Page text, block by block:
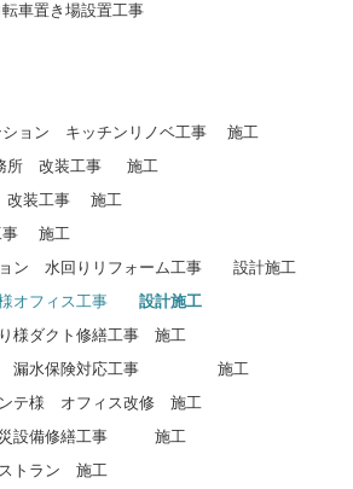
車置き場設置工事
ン キッチンリノベ工事 施工
改装工事 施工
装工事 施工
事 施工
ン 水回りリフォーム工事 設計施工
オフィス工事 設計施工
ダクト修繕工事 施工
ン 漏水保険対応工事 施工
テ様 オフィス改修 施工
設備修繕工事 施工
トラン 施工